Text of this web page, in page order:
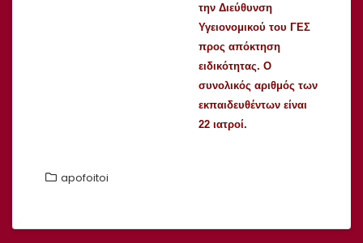
την Διεύθυνση
Υγειονομικού του ΓΕΣ
προς απόκτηση
ειδικότητας. Ο
συνολικός αριθμός των
εκπαιδευθέντων είναι
22 ιατροί.
apofoitoi